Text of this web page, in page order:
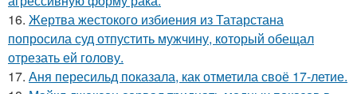
16. Жертва жестокого избиения из Татарстана
попросила суд отпустить мужчину, который обещал
отрезать ей голову.
17. Аня пересильд показала, как отметила своё 17-летие.